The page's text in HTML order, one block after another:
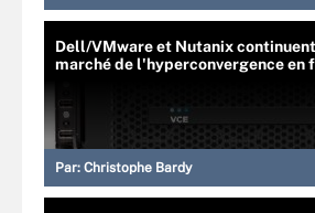
Dell/VMware et Nutanix
marché de l'hyperconvergence en
Par: Christophe Bardy